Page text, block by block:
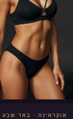
אוקראינה · באר שבע